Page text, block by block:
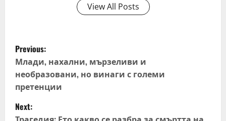
View All Posts
P
o
s
t
Previous:
Млади, нахални, мързеливи и
необразовани, но винаги с големи
претенции
Next: